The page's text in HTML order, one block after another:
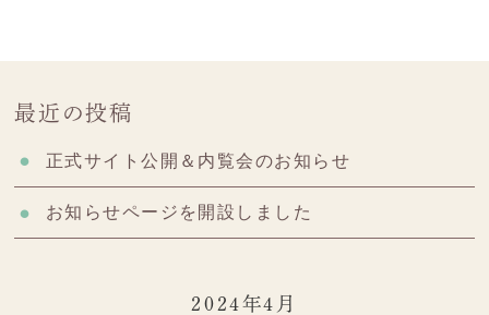
最近の投稿
正式サイト公開＆内覧会のお知らせ
お知らせページを開設しました
2024年4月